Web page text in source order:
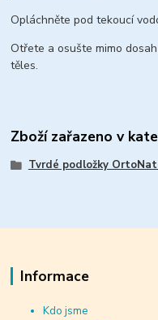
Opláchněte pod tekoucí
Otřete a osušte mimo
těles.
Zboží zařazeno v
Tvrdé podložky
Informace
Kdo jsme